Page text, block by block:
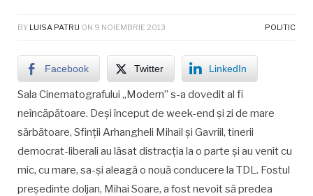
BY LUISA PATRU ON 9 NOIEMBRIE 2013 POLITIC
Facebook Twitter LinkedIn
Sala Cinematografului „Modern” s-a dovedit al fi
neîncăpătoare. Deși început de week-end și zi de mare
sărbătoare, Sfinții Arhangheli Mihail și Gavriil, tinerii
democrat-liberali au lăsat distracția la o parte și au venit cu
mic, cu mare, sa-și aleagă o nouă conducere la TDL. Fostul
președinte doljan, Mihai Soare, a fost nevoit să predea